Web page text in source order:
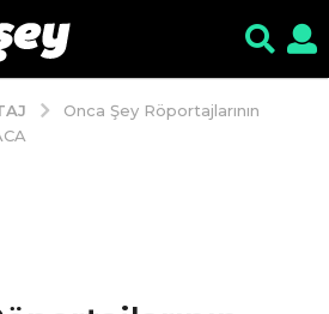
Onca Şey Röportajlarının